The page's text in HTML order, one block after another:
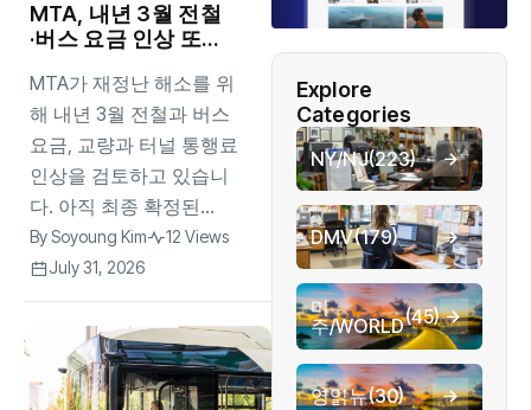
MTA, 내년 3월 전철
·버스 요금 인상 또…
함
MTA가 재정난 해소를 위
해 내년 3월 전철과 버스
요금, 교량과 터널 통행료
인상을 검토하고 있습니
다. 아직 최종 확정된...
BySoyoung Kim
12 Views
July 31, 2026
Explore
Categories
NY/NJ(223)
DMV(179)
미
주/WORLD(45)
영읽뉴(30)